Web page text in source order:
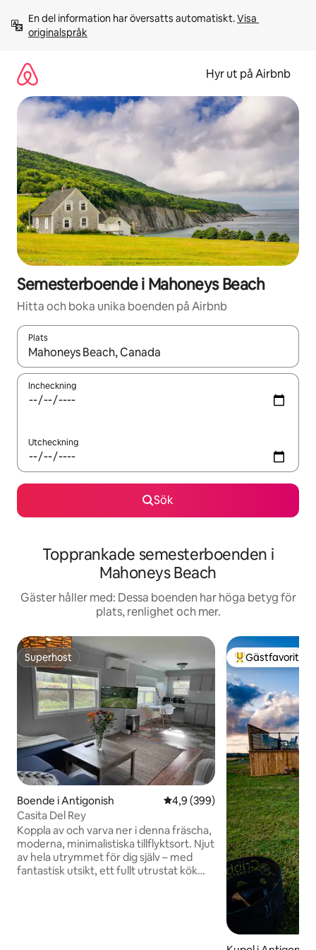
innehåll
En del information har översatts automatiskt. Visa
originalspråk
Hyr ut på Airbnb
Semesterboende i Mahoneys Beach
Hitta och boka unika boenden på Airbnb
Plats
När resultaten är tillgängliga kan du navigera med upp- och
Incheckning
Utcheckning
Sök
Topprankade semesterboenden i
Mahoneys Beach
Gäster håller med: Dessa boenden har höga betyg för
plats, renlighet och mer.
Superhost
Superhost
Boende i Antigonish 4,9 av 5 i genomsnittligt
4,9 (399)
Casita Del Rey
Koppla av och varva ner i denna fräscha,
moderna, minimalistiska tillflyktsort. Njut
av hela utrymmet för dig själv – med
fantastisk utsikt, ett fullt utrustat kök
Populär
Gästfavorit